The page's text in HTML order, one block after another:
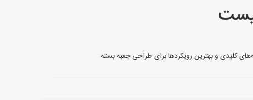
کلیدی و بهترین رویکردها برای طراحی جعبه بسته